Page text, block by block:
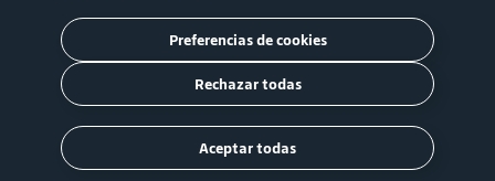
Tarifas
Copyright © 2020 Aena Brasil
Preferencias de cookies
Rechazar todas
Aceptar todas